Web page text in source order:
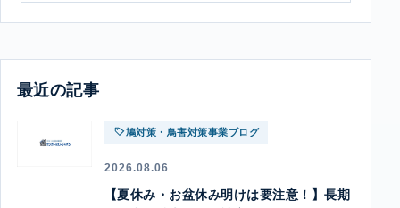
最近の記事
鳩対策・鳥害対策事業ブログ
2026.08.06
【夏休み・お盆休み明けは要注意！】長期